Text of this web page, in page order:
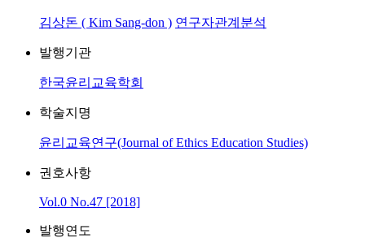
김상돈 ( Kim Sang-don ) 연구자관계분석
발행기관
한국윤리교육학회
학술지명
윤리교육연구(Journal of Ethics Education Studies)
권호사항
Vol.0 No.47 [2018]
발행연도